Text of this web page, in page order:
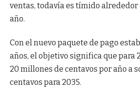
ventas, todavía es tímido
año.
Con el nuevo paquete de pago
años, el objetivo significa que para
20 millones de centavos por año a
centavos para 2035.